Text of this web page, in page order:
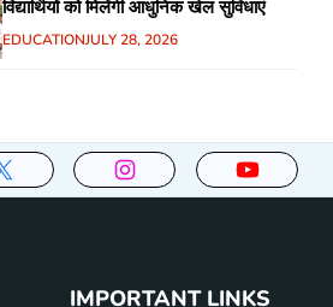
विद्यार्थियों को मिलेंगी आधुनिक खेल सुविधाएं
EDUCATIONJULY 28, 2026
IMPORTANT LINKS